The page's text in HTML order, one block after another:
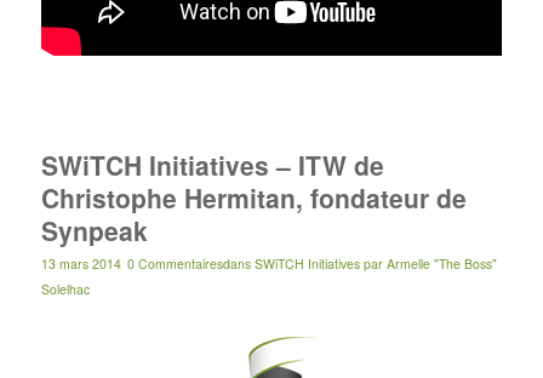
SWiTCH Initiatives – ITW de
Christophe Hermitan, fondateur de
Synpeak
13 mars 2014 0 Commentairesdans SWiTCH Initiatives par Armelle "The Boss"
Solelhac